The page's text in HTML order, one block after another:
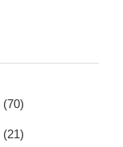
(70)
(21)